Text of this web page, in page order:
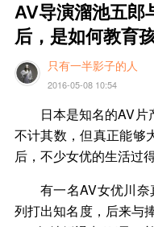
AV导演溜池五郎
后，是如何教育
只有一半影子的人
2016-05-08 10:54
日本是知名的AV
不计其数，但真正能够
后，不少女优的生活过
有一名AV女优川奈
列打出知名度，后来与